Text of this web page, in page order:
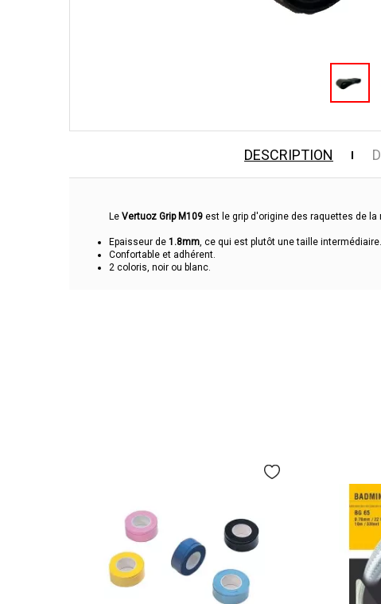
DESCRIPTION
Le Vertuoz Grip M109 est le grip d'origine des raquettes de la
Epaisseur de 1.8mm, ce qui est plutôt une taille intermédiaire.
Confortable et adhérent.
2 coloris, noir ou blanc.